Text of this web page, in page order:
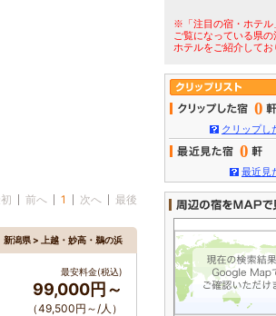
前へ 1 次へ 最後
新潟県 > 上越・妙高・鵜の浜
最安料金(税込)
99,000円～
（49,500円～/人）
※「注目の宿・ホテル
ご覧になっている県の
ホテルをご紹介してお
0
クリップし
0
最近見